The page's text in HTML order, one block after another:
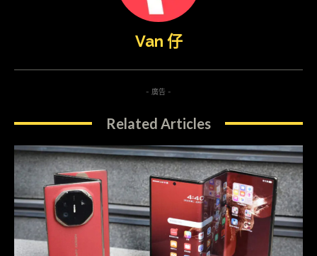
Van 仔
- 廣告 -
Related Articles